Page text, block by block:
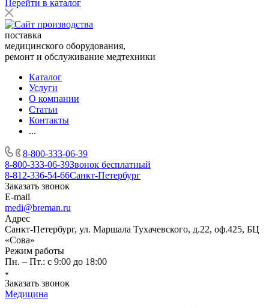
Перейти в каталог
поставка
медицинского оборудования,
ремонт и обслуживание медтехники
Каталог
Услуги
О компании
Статьи
Контакты
...
8-800-333-06-39
8-800-333-06-39Звонок бесплатный
8-812-336-54-66Санкт-Петербург
Заказать звонок
E-mail
medi@breman.ru
Адрес
Санкт-Петербург, ул. Маршала Тухачевского, д.22, оф.425, БЦ
«Сова»
Режим работы
Пн. – Пт.: с 9:00 до 18:00
Заказать звонок
Медицина